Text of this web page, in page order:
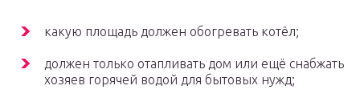
какую площадь должен обогревать котёл;
должен только отапливать дом или ещё снабжать
хозяев горячей водой для бытовых нужд;